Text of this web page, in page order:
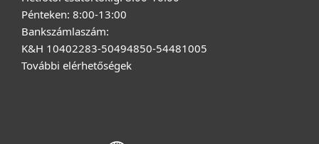
Pénteken: 8:00-13:00
Bankszámlaszám:
K&H 10402283-50494850-54481005
További elérhetőségek